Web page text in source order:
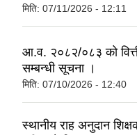
मिति: 07/11/2026 - 12:11
आ.व. २०८२/०८३ को
सम्बन्धी सूचना ।
मिति: 07/10/2026 - 12:40
स्थानीय राह अनुदान